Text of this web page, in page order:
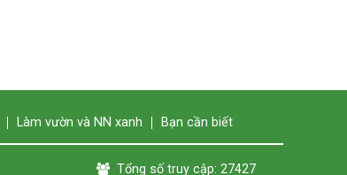
Làm vườn và NN xanh Bạn cần biết
Tổng số truy cập: 27427